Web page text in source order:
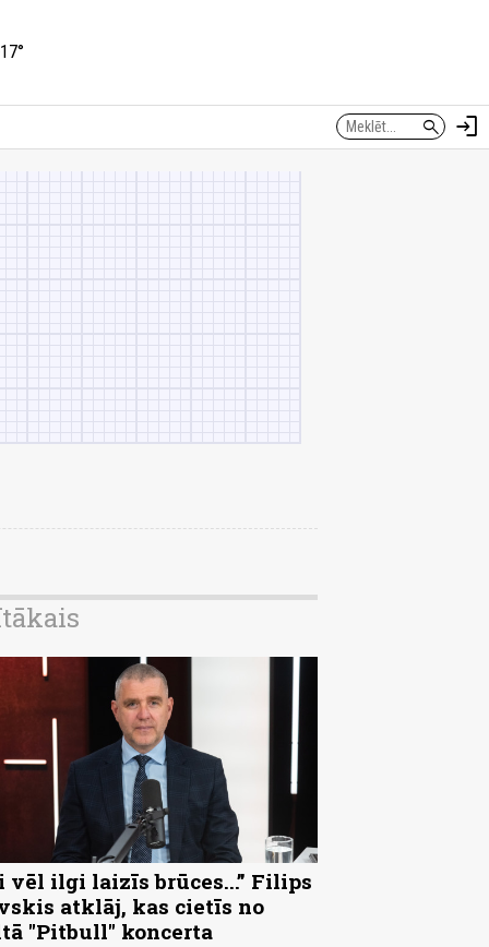
search login
vēl ilgi laizīs brūces...” Filips
atklāj, kas cietīs no
"Pitbull" koncerta